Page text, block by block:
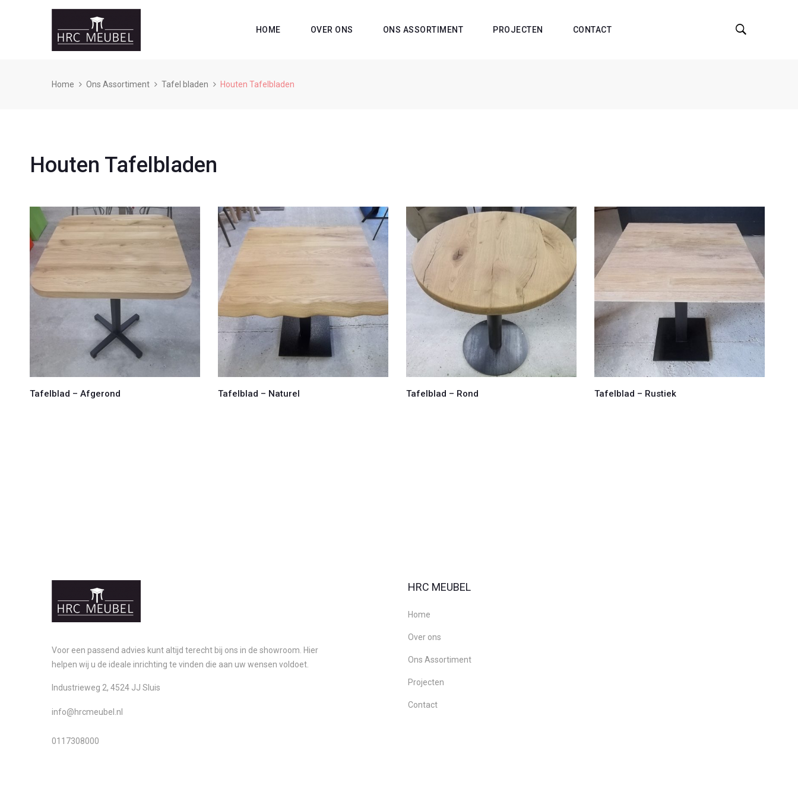
HOME OVER ONS ONS ASSORTIMENT PROJECTEN CONTACT
Home Ons Assortiment Tafel bladen Houten Tafelbladen
Houten Tafelbladen
Tafelblad – Afgerond Tafelblad – Naturel Tafelblad – Rond Tafelblad – Rustiek
Voor een passend advies kunt altijd terecht bij ons in de showroom. Hier
helpen wij u de ideale inrichting te vinden die aan uw wensen voldoet.
Industrieweg 2, 4524 JJ Sluis
info@hrcmeubel.nl
0117308000
HRC MEUBEL
Home
Over ons
Ons Assortiment
Projecten
Contact